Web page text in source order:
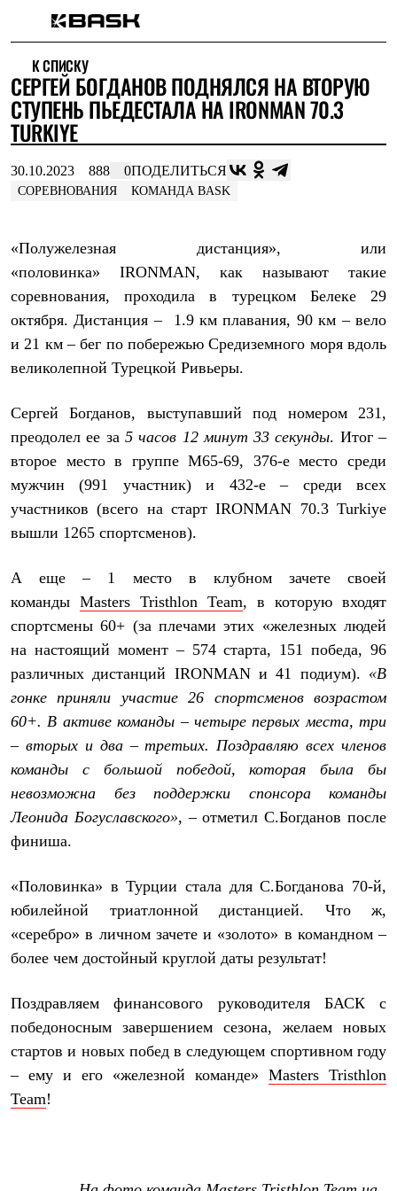
Интернет-магазин
Мужская одежда
Утепленная пухом
Куртки
Брюки
Комбинезоны
Утепленная синтетикой
Куртки
Брюки
Куртки
Брюки
Флисовая одежда
Куртки
Брюки
Термобелье
Теплое термобелье
Среднее термобелье
Лёгкая одежда
Футболки
Рубашки
Толстовки
Брюки
Женская одежда
Утепленная пухом
Куртки
Брюки
Жилеты
Утепленная синтетикой
Куртки
Штормовая одежда
Куртки
Софтшелл одежда
Брюки
Лёгкая одежда
Футболки
Толстовки
Теплое термобелье
Среднее термобелье
Легкое термобелье
Флисовая одежда
Куртки
Утепленная пухом
Комбинезоны
Брюки
Утепленная синтетикой
Комбинезоны
Куртки
К СПИСКУ
СЕРГЕЙ БОГДАНОВ ПОДНЯЛСЯ НА ВТОРУЮ
СТУПЕНЬ ПЬЕДЕСТАЛА НА IRONMAN 70.3
TURKIYE
30.10.2023 888 0ПОДЕЛИТЬСЯ
СОРЕВНОВАНИЯ КОМАНДА BASK
«Полужелезная дистанция», или
«половинка»
IRONMAN, как называют такие
соревнования, проходила в турецком Белеке 29
октября. Дистанция – 1.9 км плавания, 90 км – вело
и 21 км – бег по побережью Средиземного моря вдоль
великолепной Турецкой Ривьеры.
Сергей Богданов, выступавший под номером 231,
преодолел ее за 5 часов 12 минут 33 секунды. Итог –
второе место в группе М65-69, 376-е место среди
мужчин (991 участник) и 432-е – среди всех
участников (всего на старт IRONMAN 70.3 Turkiye
вышли 1265 спортсменов).
А еще – 1 место в клубном зачете своей
команды Masters Tristhlon Team, в которую входят
спортсмены 60+ (за плечами этих «железных людей
на настоящий момент – 574 старта, 151 победа, 96
различных дистанций IRONMAN и 41 подиум). «В
гонке приняли участие 26 спортсменов возрастом
60+. В активе команды – четыре первых места, три
– вторых и два – третьих. Поздравляю всех членов
команды с большой победой, которая была бы
невозможна без поддержки спонсора команды
Леонида Богуславского», – отметил С.Богданов после
финиша.
«Половинка» в Турции стала для С.Богданова 70-й,
юбилейной триатлонной дистанцией. Что ж,
«серебро» в личном зачете и «золото» в командном –
более чем достойный круглой даты результат!
Поздравляем финансового руководителя БАСК с
победоносным завершением сезона, желаем новых
стартов и новых побед в следующем спортивном году
– ему и его «железной команде» Masters Tristhlon
Team!